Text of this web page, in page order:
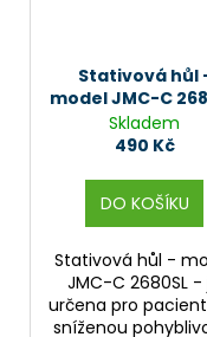
Stativová hůl
model JMC-C
Skladem
490 Kč
DO KOŠÍKU
Stativová hůl -
JMC-C 2680SL -
určena pro
sníženou